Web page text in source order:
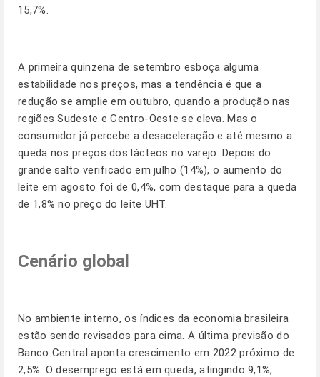
15,7%.
A primeira quinzena de setembro esboça alguma
estabilidade nos preços, mas a tendência é que a
redução se amplie em outubro, quando a produção nas
regiões Sudeste e Centro-Oeste se eleva. Mas o
consumidor já percebe a desaceleração e até mesmo a
queda nos preços dos lácteos no varejo. Depois do
grande salto verificado em julho (14%), o aumento do
leite em agosto foi de 0,4%, com destaque para a queda
de 1,8% no preço do leite UHT.
Cenário global
No ambiente interno, os índices da economia brasileira
estão sendo revisados para cima. A última previsão do
Banco Central aponta crescimento em 2022 próximo de
2,5%. O desemprego está em queda, atingindo 9,1%,